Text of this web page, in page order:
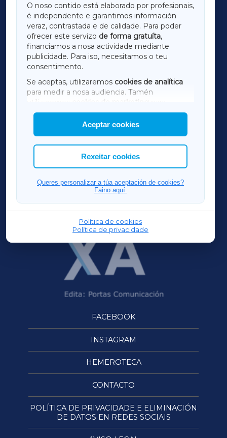
O noso contido está elaborado por profesionais,
é independente e garantimos información
veraz, contrastada e de calidade. Para poder
ofrecer este servizo de forma gratuíta,
financiamos a nosa actividade mediante
publicidade. Para iso, necesitamos o teu
consentimento.
Se aceptas, utilizaremos cookies de analítica
para medir a nosa audiencia. Tamén
utilizaremos
cookies de marketing
mostrar publicidade de terceiros.
Así mesmo, podes personalizar a elección das
cookies que desexas permitir.
Aceptar cookies
Rexeitar cookies
Queres personalizar a túa aceptación de cookies?
Faino aquí.
Política de cookies
Política de privacidade
LUGOXA
TERRACHAXA
AMARIÑAXA
RIBEIRASACRAXA
ACORUÑAXA
FERROLXA
OURENSEXA
FACEBOOK
INSTAGRAM
HEMEROTECA
CONTACTO
POLÍTICA DE PRIVACIDADE E ELIMINACIÓN
DE DATOS EN REDES SOCIAIS